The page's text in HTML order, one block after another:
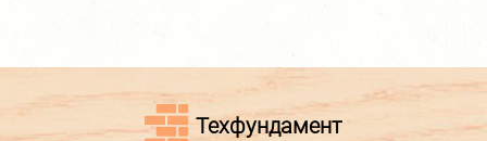
Техфундамент